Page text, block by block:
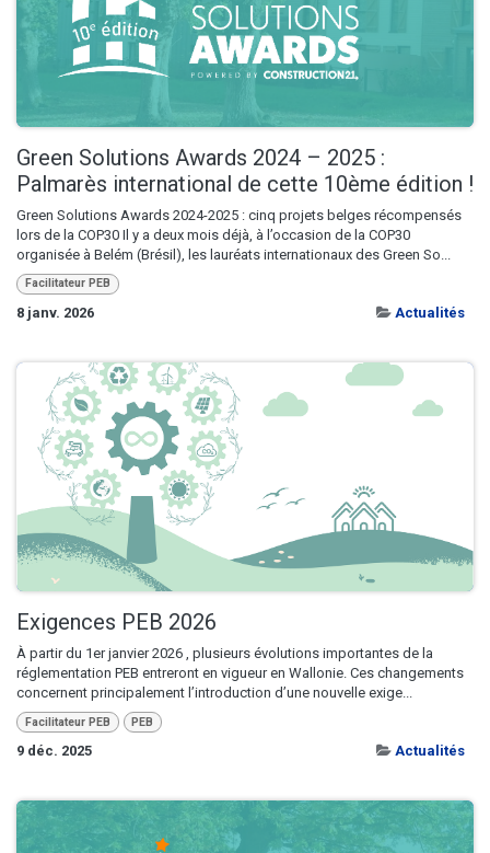
Green Solutions Awards 2024 – 2025 :
Palmarès international de cette 10ème édition !
Green Solutions Awards 2024-2025 : cinq projets belges récompensés
lors de la COP30 Il y a deux mois déjà, à l’occasion de la COP30
organisée à Belém (Brésil), les lauréats internationaux des Green So...
Facilitateur PEB
8 janv. 2026 Actualités
Exigences PEB 2026
À partir du 1er janvier 2026 , plusieurs évolutions importantes de la
réglementation PEB entreront en vigueur en Wallonie. Ces changements
concernent principalement l’introduction d’une nouvelle exige...
Facilitateur PEB PEB
9 déc. 2025 Actualités